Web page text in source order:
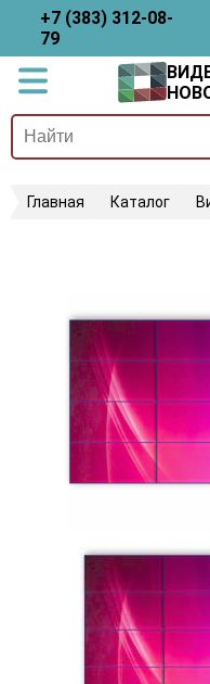
+7 (383) 312-08-
79
Главная Каталог